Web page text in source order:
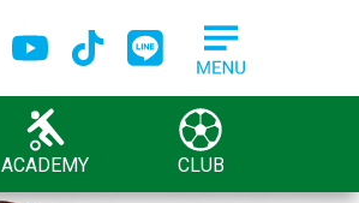
ACADEMY CLUB